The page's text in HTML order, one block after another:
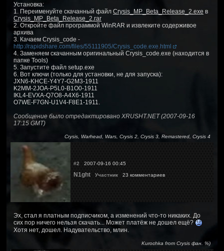
Установка:
1. Переименуйте скачанный файл Crysis_MP_Beta_Release_2.exe в
Crysis_MP_Beta_Release_2.rar
2. Откройте файл программой WinRAR и извлеките содерживое
архива
3. Качаем Crysis_code -
http://rapidshare.com/files/55111905/Crysis_code.exe.html
4. Заменяем скачанным оригинальный Crysis_code.exe (находится в
папке Tools)
5. Запустите файл setup.exe
6. Вот ключи (только для установки, не для запуска):
JXN6-KHCE-Y4Y7-G2M3-1911
K2MM-2JOA-P5L0-B1O0-1911
IKL4-EVXA-Q7O8-A4X6-1911
O7WE-F7GN-U1V4-F8E1-1911.
Сообщение было отредактировано XRUSHT.NET (2007-09-16
17:15 GMT)
Crysis, Warhead, Wars, Crysis 2, Crysis 3, Remastered, Crysis 4
#2 2007-09-16 00:45
N1ght Участник 23 комментариев
Эх, стал я платным подписчиком, а изменений что-то никаких. До
сих пор ничего нельзя скачать... Может платёж не дошел ещё?
Хотя нет, дошел. Надувательство, млин.
Kurochka from Crysis фан. %)